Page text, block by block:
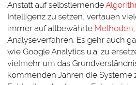
Anstatt auf selbstlernende
Intelligenz zu setzen, vertauen
immer auf altbewährte Methoden
Analyseverfahren. Es gehr auch
wie Google Analytics u.a. zu
vielmehr um das
kommenden Jahren die Systeme